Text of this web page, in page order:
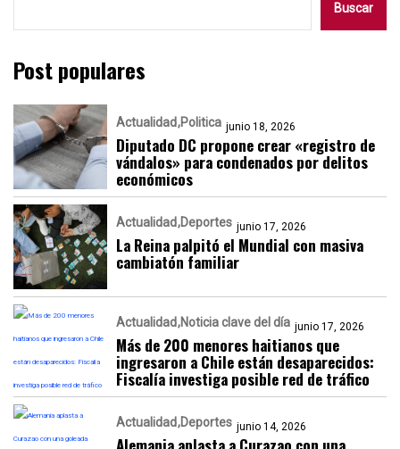
Buscar
Post populares
Actualidad Politica junio 18, 2026
Diputado DC propone crear «registro de
vándalos» para condenados por delitos
económicos
Actualidad Deportes junio 17, 2026
La Reina palpitó el Mundial con masiva
cambiatón familiar
Actualidad Noticia clave del día junio 17, 2026
Más de 200 menores haitianos que
ingresaron a Chile están desaparecidos:
Fiscalía investiga posible red de tráfico
Actualidad Deportes junio 14, 2026